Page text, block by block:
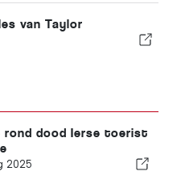
van Taylor
rond dood Ierse toerist
2025